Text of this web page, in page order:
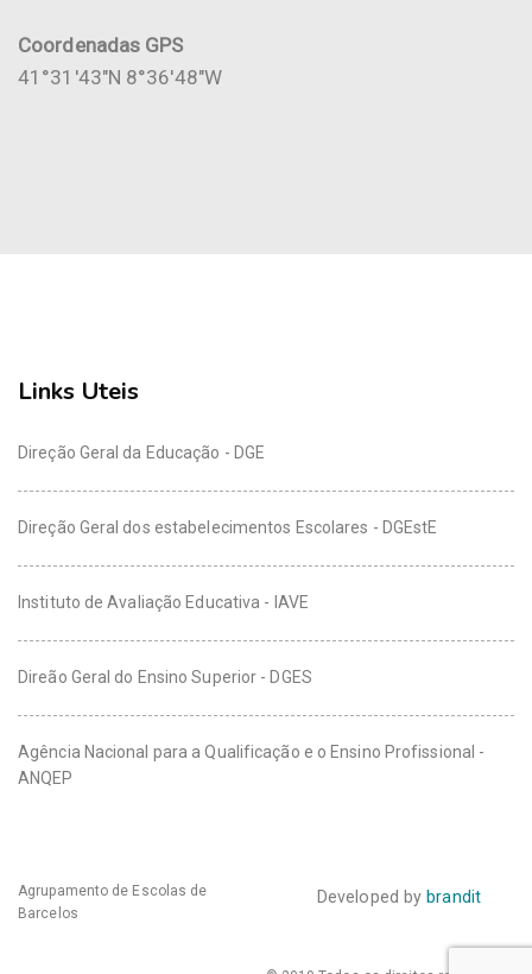
Coordenadas GPS
41°31'43"N 8°36'48"W
Links Uteis
Direção Geral da Educação - DGE
Direção Geral dos estabelecimentos Escolares - DGEstE
Instituto de Avaliação Educativa - IAVE
Direão Geral do Ensino Superior - DGES
Agência Nacional para a Qualificação e o Ensino Profissional -
ANQEP
Agrupamento de Escolas de
Barcelos
Developed by brandit